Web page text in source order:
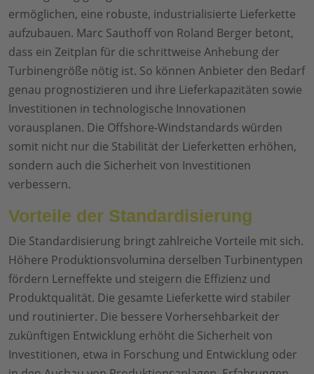
ermöglichen, eine robuste, industrialisierte Lieferkette
aufzubauen. Marc Sauthoff von Roland Berger betont,
dass ein Zeitplan für die schrittweise Anhebung der
Turbinengröße nötig ist. So können Anbieter den Bedarf
genau prognostizieren und ihre Lieferkapazitäten sowie
Investitionen in technologische Innovationen
vorausplanen. Die Offshore-Windstandards würden
somit nicht nur die Stabilität der Lieferketten erhöhen,
sondern auch die Sicherheit von Investitionen
verbessern.
Vorteile der Standardisierung
Die Standardisierung bringt zahlreiche Vorteile mit sich.
Höhere Produktionsvolumina derselben Turbinentypen
fördern Lerneffekte und steigern die Effizienz und
Produktqualität. Die gesamte Lieferkette wird stabiler
und routinierter. Die bessere Vorhersehbarkeit der
zukünftigen Entwicklung erhöht die Sicherheit von
Investitionen, etwa in Forschung und Entwicklung oder